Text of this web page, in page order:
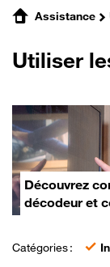
Assistance
Utiliser
Découvrez
décodeur et
Catégories :